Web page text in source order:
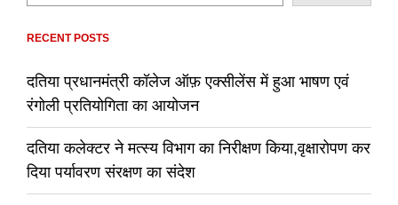
RECENT POSTS
दतिया प्रधानमंत्री कॉलेज ऑफ़ एक्सीलेंस में हुआ भाषण एवं
रंगोली प्रतियोगिता का आयोजन
दतिया कलेक्टर ने मत्स्य विभाग का निरीक्षण किया,वृक्षारोपण कर
दिया पर्यावरण संरक्षण का संदेश